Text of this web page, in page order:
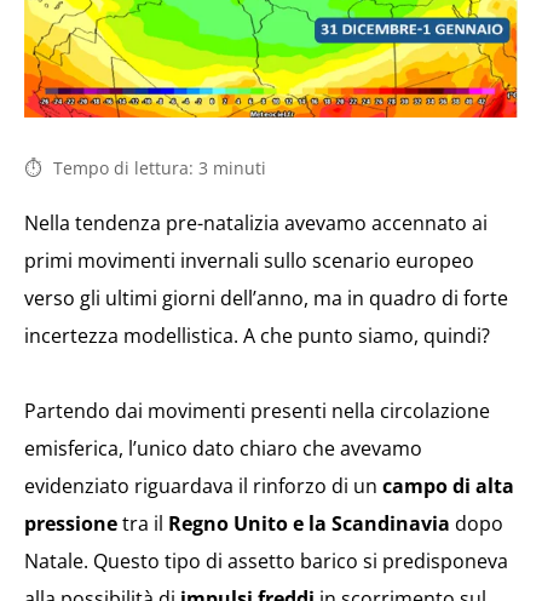
Tempo di lettura: 3 minuti
Nella tendenza pre-natalizia avevamo accennato ai
primi movimenti invernali sullo scenario europeo
verso gli ultimi giorni dell’anno, ma in quadro di forte
incertezza modellistica. A che punto siamo, quindi?
Partendo dai movimenti presenti nella circolazione
emisferica, l’unico dato chiaro che avevamo
evidenziato riguardava il rinforzo di un campo di alta
pressionetra il Regno Unito e la Scandinavia dopo
Natale. Questo tipo di assetto barico si predisponeva